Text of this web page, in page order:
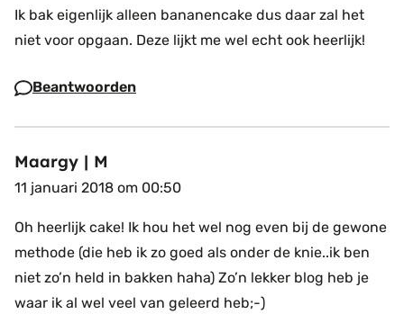
Ik bak eigenlijk alleen bananencake dus daar zal het
niet voor opgaan. Deze lijkt me wel echt ook heerlijk!
Beantwoorden
Maargy | M
11 januari 2018 om 00:50
Oh heerlijk cake! Ik hou het wel nog even bij de gewone
methode (die heb ik zo goed als onder de knie..ik ben
niet zo’n held in bakken haha) Zo’n lekker blog heb je
waar ik al wel veel van geleerd heb;-)